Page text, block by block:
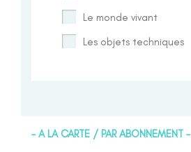
– A LA CARTE / PAR ABONNEMENT –
Le monde vivant
Les objets techniques